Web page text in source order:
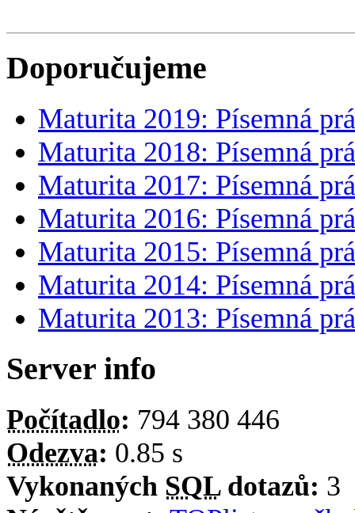
Doporučujeme
Maturita 2019: Písemná
Maturita 2018: Písemná
Maturita 2017: Písemná
Maturita 2016: Písemná
Maturita 2015: Písemná
Maturita 2014: Písemná
Maturita 2013: Písemná
Server info
Počítadlo: 794 380 446
Odezva: 0.85 s
Vykonaných SQLdotazů: 3